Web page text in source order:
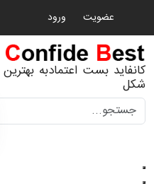
عضویت ورود
کانفاید بست اعتمادبه بهترین
شکل
جستجو